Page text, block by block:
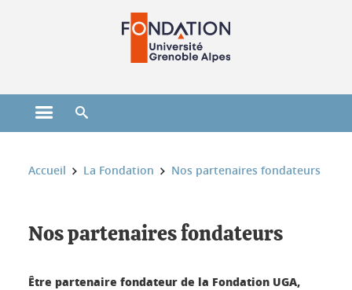
Ouvrir le menu principal
Vous êtes ici :
Accueil La Fondation Nos partenaires fondateurs
Nos partenaires fondateurs
Être partenaire fondateur de la Fondation UGA,